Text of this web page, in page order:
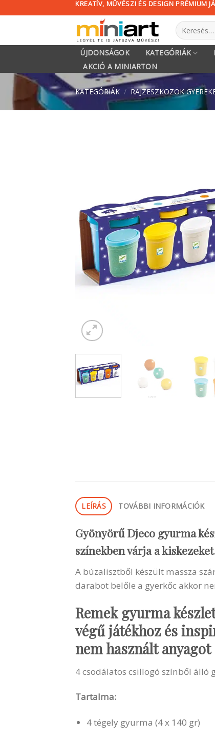
KREATÍV, MŰVÉSZI ÉS DESIGN PRÉMIUM
Keresés
a
ÚJDONSÁGOK KATEGÓRIÁK
AKCIÓ A MINIARTON
KATEGÓRIÁK / RAJZESZKÖZÖK
LEÍRÁS TOVÁBBI INFORMÁCIÓK
Gyönyörű Djeco gyurma
színekben várja a
A búzalisztből készült massza
darabot belőle a gyerkőc akkor
Remek gyurma
végű játékhoz és
nem használt
4 csodálatos csillogó színből álló
Tartalma:
4 tégely gyurma (4 x 140 gr)